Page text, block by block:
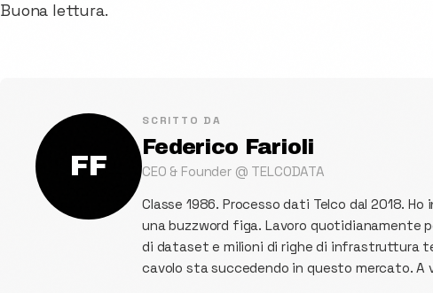
Buona lettura.
FF
SCRITTO DA
Federico Farioli
CEO & Founder @ TELCODATA
Classe 1986. Processo dati Telco dal 2018.
una buzzword figa. Lavoro quotidianamente
di dataset e milioni di righe di infrastruttura
cavolo sta succedendo in questo mercato. A